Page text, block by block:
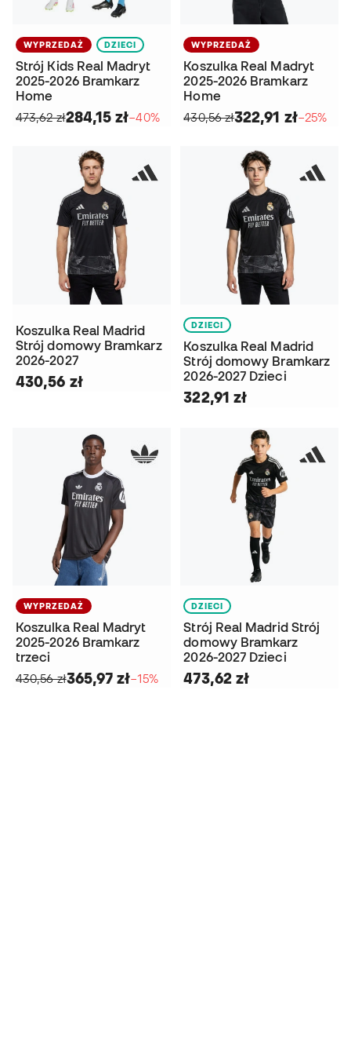
WYPRZEDAŻ DZIECI
Strój Kids Real Madryt
2025-2026 Bramkarz
Home
473,62 zł284,15 zł−40%
WYPRZEDAŻ
Koszulka Real Madryt
2025-2026 Bramkarz
Home
430,56 zł322,91 zł−25%
Koszulka Real Madrid
Strój domowy Bramkarz
2026-2027
430,56 zł
DZIECI
Koszulka Real Madrid
Strój domowy Bramkarz
2026-2027 Dzieci
322,91 zł
WYPRZEDAŻ
Koszulka Real Madryt
2025-2026 Bramkarz
trzeci
430,56 zł365,97 zł−15%
DZIECI
Strój Real Madrid Strój
domowy Bramkarz
2026-2027 Dzieci
473,62 zł